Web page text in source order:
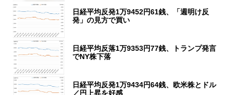
日経平均反発1万9452円61銭、「週明け反
発」の見方で買い
日経平均反落1万9353円77銭、トランプ発言
でNY株下落
日経平均反発1万9434円64銭、欧米株とドル
／円上昇を好感